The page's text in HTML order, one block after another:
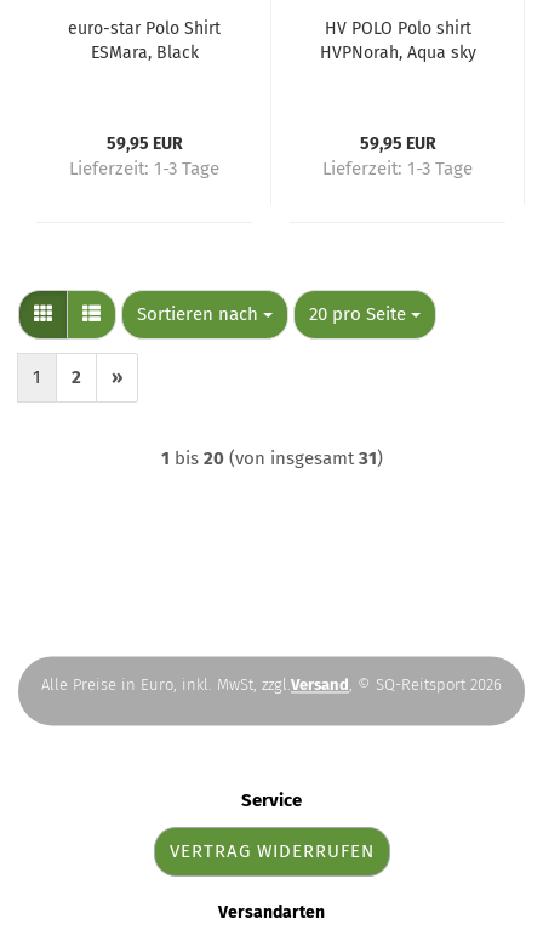
euro-star Polo Shirt
ESMara, Black
59,95 EUR
Lieferzeit: 1-3 Tage
HV POLO Polo shirt
HVPNorah, Aqua sky
59,95 EUR
Lieferzeit: 1-3 Tage
Sortieren nach
Sortieren nach 20 pro Seite
pro Seite
1 2 »
1 bis 20(von insgesamt31)
Alle Preise in Euro, inkl. MwSt, zzgl.Versand, © SQ-Reitsport 2026
Service
VERTRAG WIDERRUFEN
Versandarten